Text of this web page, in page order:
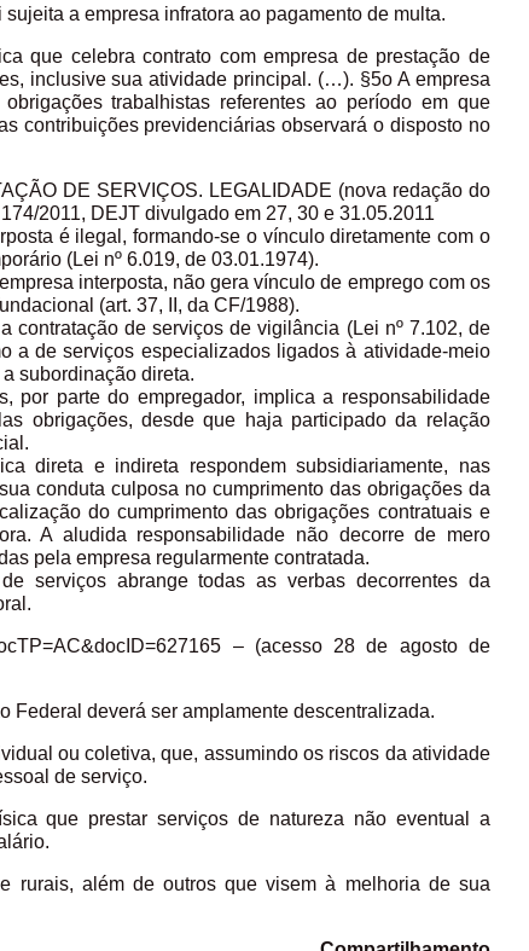
a empresa infratora ao pagamento de multa.
que celebra contrato com empresa de prestação de
inclusive sua atividade principal. (…). §5o A empresa
trabalhistas referentes ao período em que
contribuições previdenciárias observará o disposto no
DE SERVIÇOS. LEGALIDADE (nova redação do
2011, DEJT divulgado em 27, 30 e 31.05.2011
é ilegal, formando-se o vínculo diretamente com o
(Lei nº 6.019, de 03.01.1974).
interposta, não gera vínculo de emprego com os
(art. 37, II, da CF/1988).
contratação de serviços de vigilância (Lei nº 7.102, de
a de serviços especializados ligados à atividade-meio
subordinação direta.
por parte do empregador, implica a responsabilidade
obrigações, desde que haja participado da relação
direta e indireta respondem subsidiariamente, nas
conduta culposa no cumprimento das obrigações da
do cumprimento das obrigações contratuais e
A aludida responsabilidade não decorre de mero
pela empresa regularmente contratada.
serviços abrange todas as verbas decorrentes da
– (acesso 28 de agosto de
Federal deverá ser amplamente descentralizada.
ou coletiva, que, assumindo os riscos da atividade
de serviço.
que prestar serviços de natureza não eventual a
rurais, além de outros que visem à melhoria de sua